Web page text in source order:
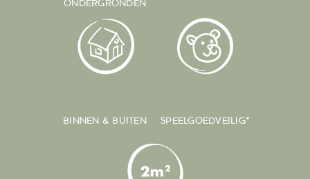
ONDERGRONDEN
BINNEN & BUITEN SPEELGOEDVEILIG*